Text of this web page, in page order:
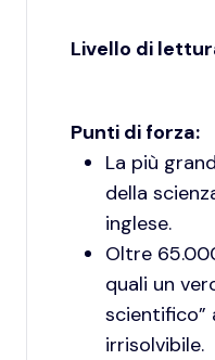
Livello di
Punti di forza:
La più
della
inglese.
Oltre
quali un
scientifico”
irrisolvibile.